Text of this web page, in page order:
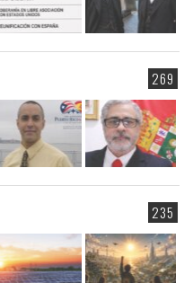
269
235